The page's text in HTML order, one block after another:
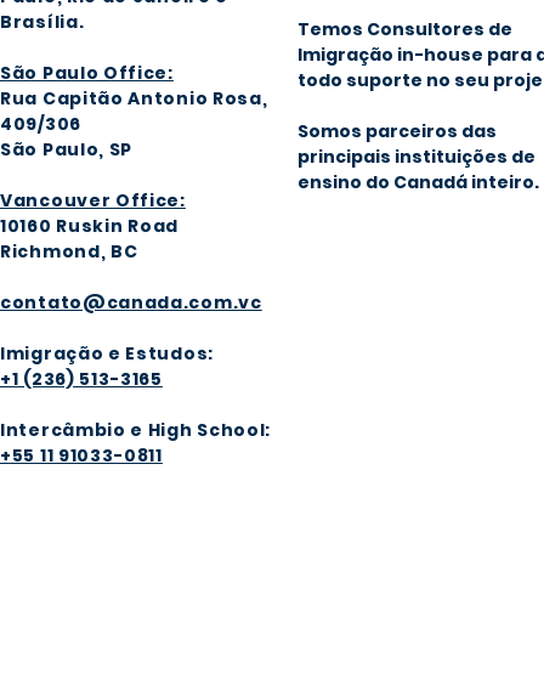
Brasília.
São Paulo Office:
Rua Capitão Antonio Rosa,
409/306
São Paulo, SP
Vancouver Office:
10160 Ruskin Road
Richmond, BC
contato@canada.com.vc
Imigração e Estudos:
+1 (236) 513-3165
Intercâmbio e High School:
+55 11 91033-0811
Temos Consultores de
Imigração in-house para
todo suporte no seu
Somos parceiros das
principais instituições de
ensino do Canadá inteiro.